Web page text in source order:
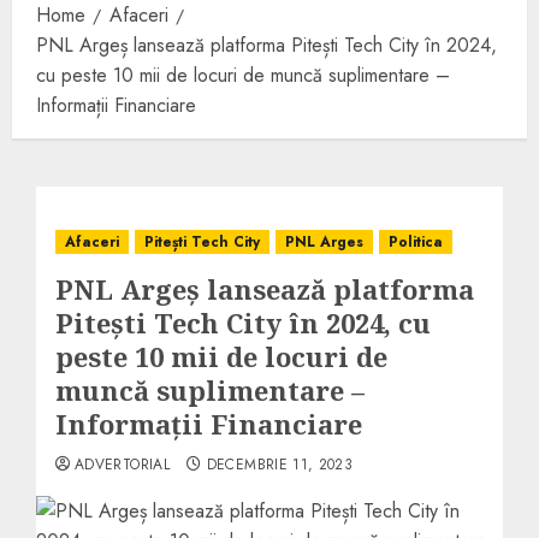
Home
Afaceri
PNL Argeș lansează platforma Pitești Tech City în 2024,
cu peste 10 mii de locuri de muncă suplimentare –
Informații Financiare
Afaceri Pitești Tech City PNL Arges Politica
PNL Argeș lansează platforma
Pitești Tech City în 2024, cu
peste 10 mii de locuri de
muncă suplimentare –
Informații Financiare
ADVERTORIAL DECEMBRIE 11, 2023